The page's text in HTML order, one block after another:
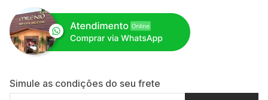
Simule as condições do seu frete